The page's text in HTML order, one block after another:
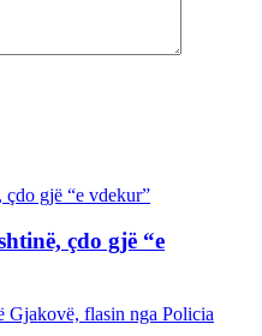
çdo gjë “e